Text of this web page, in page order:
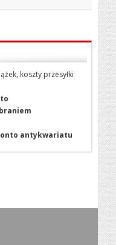
koszty przesyłki
antykwariatu